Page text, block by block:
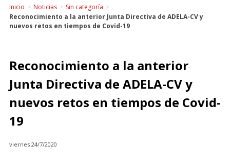
Inicio > Noticias > Sin categoría >
Reconocimiento a la anterior Junta Directiva de ADELA-CV y
nuevos retos en tiempos de Covid-19
Reconocimiento a la anterior
Junta Directiva de ADELA-CV y
nuevos retos en tiempos de Covid-
19
viernes 24/7/2020